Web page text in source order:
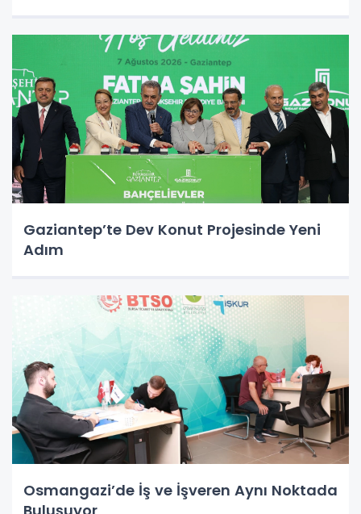
Gaziantep’te Dev Konut Projesinde Yeni
Adım
Osmangazi’de İş ve İşveren Aynı Noktada